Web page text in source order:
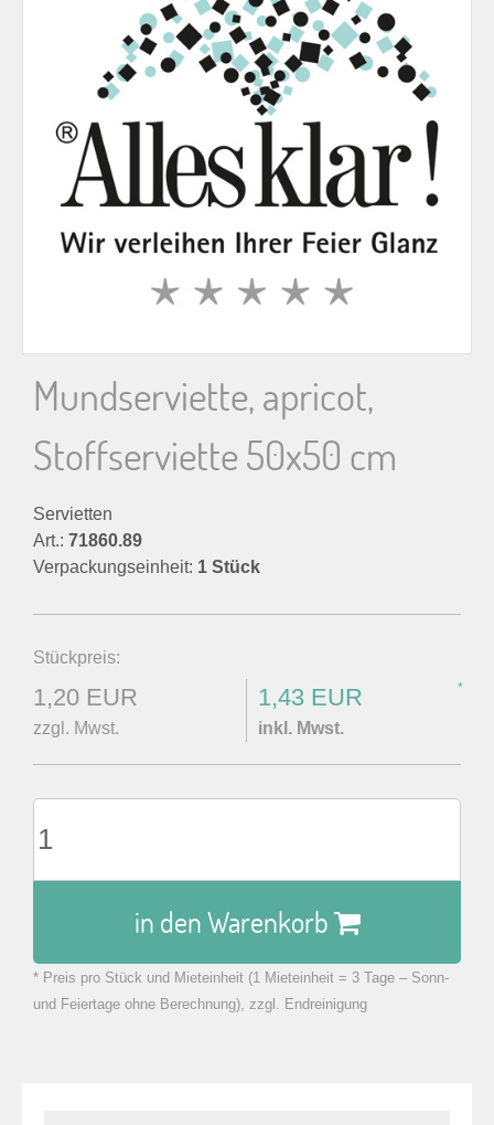
a
h
Mundserviette, apricot,
Stoffserviette 50x50 cm
Servietten
Art.: 71860.89
Verpackungseinheit: 1 Stück
Stückpreis:
1,20 EUR
zzgl. Mwst.
1,43 EUR *
inkl. Mwst.
in den Warenkorb
zu Warenkorb hinzugefügt.
* Preis pro Stück und Mieteinheit (1 Mieteinheit = 3 Tage – Sonn-
und Feiertage ohne Berechnung), zzgl. Endreinigung